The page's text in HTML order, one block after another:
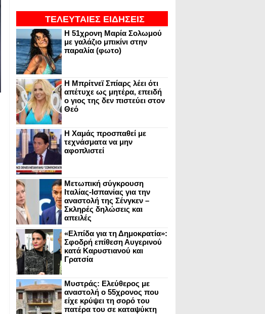
ΤΕΛΕΥΤΑΙΕΣ ΕΙΔΗΣΕΙΣ
Η 51χρονη Μαρία Σολωμού
με γαλάζιο μπικίνι στην
παραλία (φωτο)
Η Μπρίτνεϊ Σπίαρς λέει ότι
απέτυχε ως μητέρα, επειδή
ο γιος της δεν πιστεύει στον
Θεό
Η Χαμάς προσπαθεί με
τεχνάσματα να μην
αφοπλιστεί
Μετωπική σύγκρουση
Ιταλίας-Ισπανίας για την
αναστολή της Σένγκεν –
Σκληρές δηλώσεις και
απειλές
«Ελπίδα για τη Δημοκρατία»:
Σφοδρή επίθεση Αυγερινού
κατά Καρυστιανού και
Γρατσία
Μυστράς: Ελεύθερος με
αναστολή ο 55χρονος που
είχε κρύψει τη σορό του
πατέρα του σε καταψύκτη